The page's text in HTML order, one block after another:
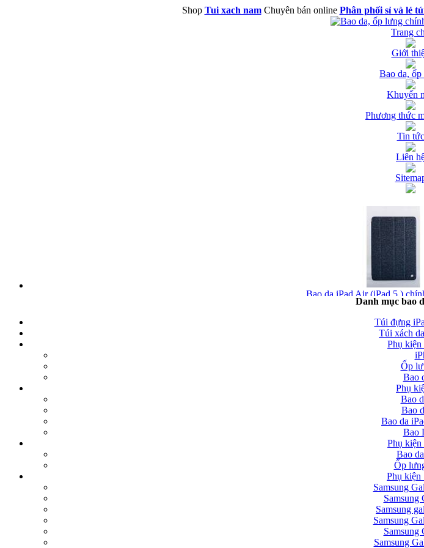
Shop Tui xach namChuyên bán online Phân phối sỉ và lẻ
Trang
Giới
Bao da,
Khuyến
Phương thức
Tin tức
Liên
Bao da iPad Air (iPad 5 )
Bao da iPad Air chính hãng
Bao da iPad Air cao cấp
Danh mục bao
Túi đựng
Túi xách
Phụ kiện
Ốp
Bao
Phụ
Bao
Bao
Bao da
Bao
Phụ kiện
Bao
Ốp
Phụ kiện
Samsung
Samsung
Samsung
Samsung
Samsung
Samsung